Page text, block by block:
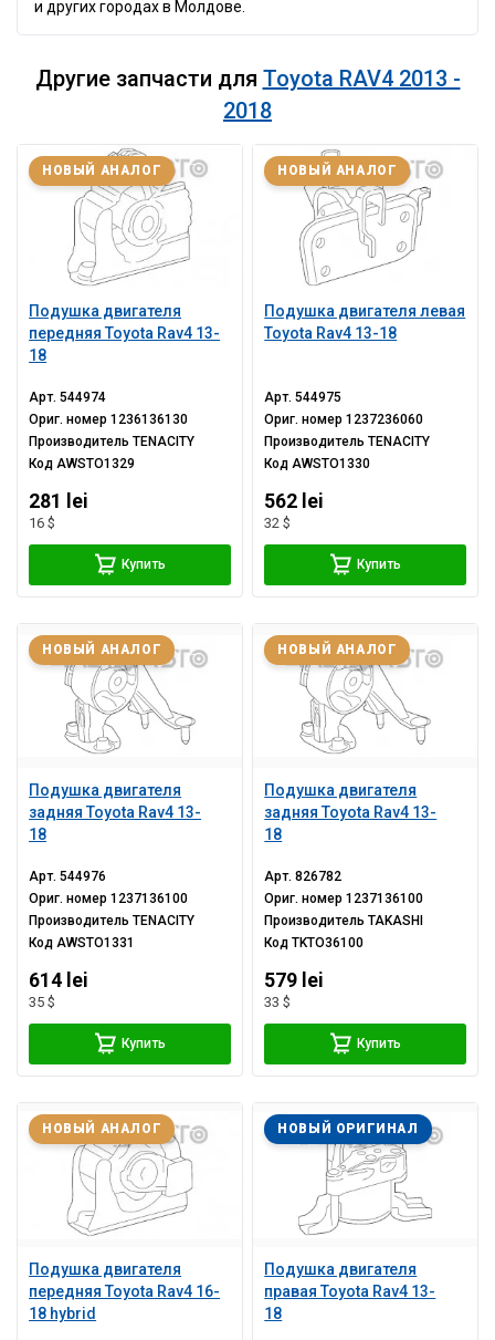
и других городах в Молдове.
Другие запчасти для Toyota RAV4 2013 -
2018
Подушка двигателя
передняя Toyota Rav4 13-
18
НОВЫЙ АНАЛОГ
Арт.544974
Ориг. номер1236136130
ПроизводительTENACITY
КодAWSTO1329
281 lei
16 $
Купить
Подушка двигателя левая
Toyota Rav4 13-18
НОВЫЙ АНАЛОГ
Арт.544975
Ориг. номер1237236060
ПроизводительTENACITY
КодAWSTO1330
562 lei
32 $
Купить
Подушка двигателя
задняя Toyota Rav4 13-
18
НОВЫЙ АНАЛОГ
Арт.544976
Ориг. номер1237136100
ПроизводительTENACITY
КодAWSTO1331
614 lei
35 $
Купить
Подушка двигателя
задняя Toyota Rav4 13-
18
НОВЫЙ АНАЛОГ
Арт.826782
Ориг. номер1237136100
ПроизводительTAKASHI
КодTKTO36100
579 lei
33 $
Купить
Подушка двигателя
передняя Toyota Rav4 16-
18 hybrid
НОВЫЙ АНАЛОГ
Подушка двигателя
правая Toyota Rav4 13-
18
НОВЫЙ ОРИГИНАЛ